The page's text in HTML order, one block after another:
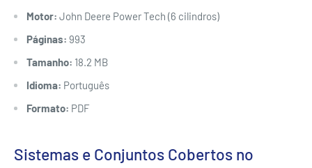
Motor: John Deere Power Tech (6 cilindros)
Páginas: 993
Tamanho: 18.2 MB
Idioma: Português
Formato: PDF
Sistemas e Conjuntos Cobertos no